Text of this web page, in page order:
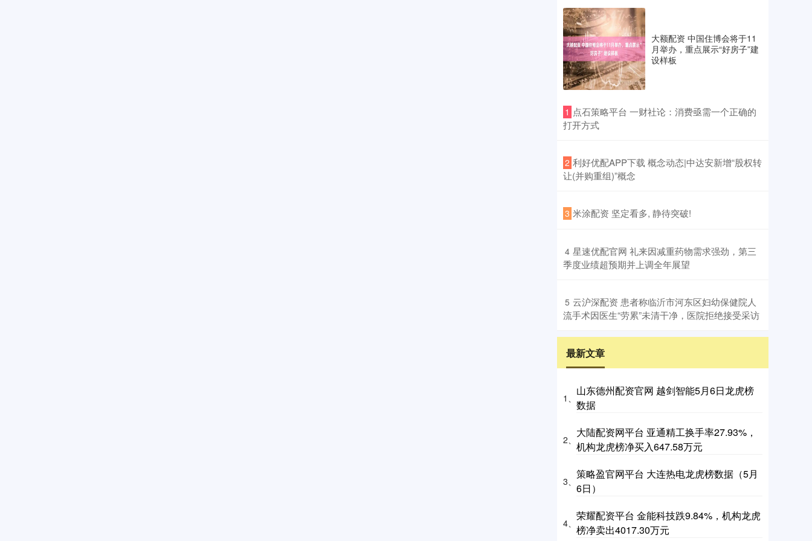
大额配资 中国住博会将于11
月举办，重点展示“好房子”建
设样板
1 ​点石策略平台 一财社论：消费亟需一个正确的
打开方式
2 ​利好优配APP下载 概念动态|中达安新增“股权转
让(并购重组)”概念
3 ​米涂配资 坚定看多, 静待突破!
4 ​星速优配官网 礼来因减重药物需求强劲，第三
季度业绩超预期并上调全年展望
5 ​云沪深配资 患者称临沂市河东区妇幼保健院人
流手术因医生“劳累”未清干净，医院拒绝接受采访
最新文章
1、
山东德州配资官网 越剑智能5月6日龙虎榜
数据
2、
大陆配资网平台 亚通精工换手率27.93%，
机构龙虎榜净买入647.58万元
3、
策略盈官网平台 大连热电龙虎榜数据（5月
6日）
4、
荣耀配资平台 金能科技跌9.84%，机构龙虎
榜净卖出4017.30万元